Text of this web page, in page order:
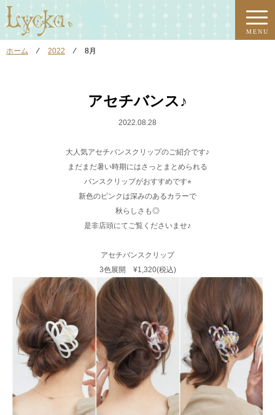
MENU
ホーム ⁄ 2022 ⁄ 8月
アセチバンス♪
2022.08.28
大人気アセチバンスクリップのご紹介です♪
まだまだ暑い時期にはさっとまとめられる
バンスクリップがおすすめです⭐︎
新色のピンクは深みのあるカラーで
秋らしさも◎
是非店頭にてご覧くださいませ♪
アセチバンスクリップ
3色展開 ¥1,320(税込)